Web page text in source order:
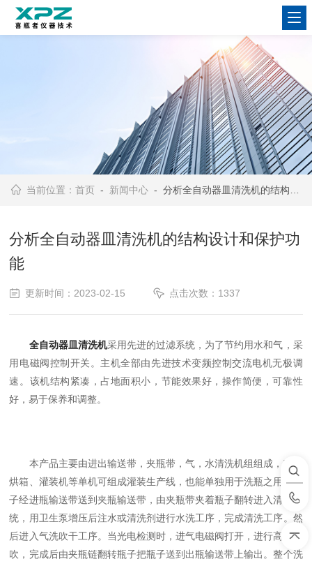
当前位置：首页 - 新闻中心 - 分析全自动器皿清洗机的结构设计和保护功能
分析全自动器皿清洗机的结构设计和保护功
能
更新时间：2023-02-15 点击次数：1337
全自动器皿清洗机采用先进的过滤系统，为了节约用水和气，采
用电磁阀控制开关。主机全部由先进技术变频控制交流电机无极调
速。该机结构紧凑，占地面积小，节能效果好，操作简便，可靠性
好，易于保养和调整。
本产品主要由进出输送带，夹瓶带，气，水清洗机组组成，它与
烘箱、灌装机等单机可组成灌装生产线，也能单独用于洗瓶之用。瓶
子经进瓶输送带送到夹瓶输送带，由夹瓶带夹着瓶子翻转进入清洗系
统，用卫生泵增压后注水或清洗剂进行水洗工序，完成清洗工序。然
后进入气洗吹干工序。当光电检测时，进气电磁阀打开，进行高压气
吹，完成后由夹瓶链翻转瓶子把瓶子送到出瓶输送带上输出。整个洗